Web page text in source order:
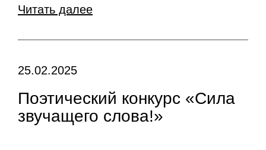
Читать далее
25.02.2025
Поэтический конкурс «Сила
звучащего слова!»